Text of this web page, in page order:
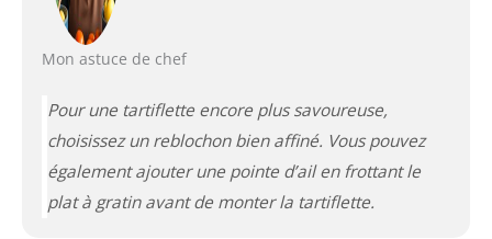
Mon astuce de chef
Pour une tartiflette encore plus savoureuse,
choisissez un reblochon bien affiné. Vous pouvez
également ajouter une pointe d’ail en frottant le
plat à gratin avant de monter la tartiflette.